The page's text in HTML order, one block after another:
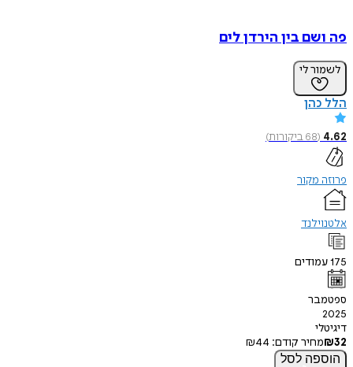
פה ושם בין הירדן לים
לשמור לי
הלל כהן
4.62
(
68ביקורות)
פרוזה מקור
אלטנוילנד
175עמודים
ספטמבר
2025
דיגיטלי
₪32 מחיר קודם: ₪44
הוספה לסל